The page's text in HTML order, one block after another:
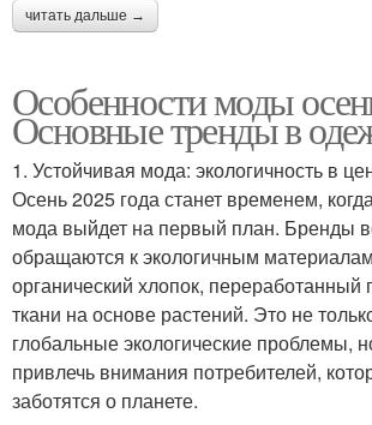
читать дальше →
Особенности моды
Основные тренды в
1. Устойчивая мода: экологичность в
Осень 2025 года станет временем,
мода выйдет на первый план. Бренды
обращаются к экологичным
органический хлопок, переработанный
ткани на основе растений. Это не
глобальные экологические проблемы,
привлечь внимания потребителей,
заботятся о планете.